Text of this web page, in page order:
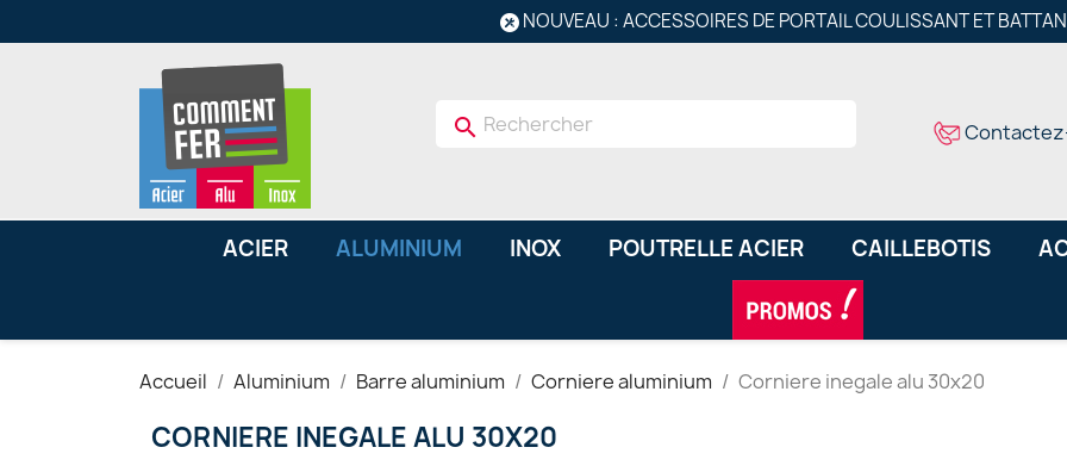
NOUVEAU : ACCESSOIRES DE PORTAIL COULISSANT ET
search
ACIER ALUMINIUM INOX POUTRELLE ACIER CAILLEBOTIS
Accueil Aluminium Barre aluminium Corniere aluminium Corniere inegale alu 30x20
CORNIERE INEGALE ALU 30X20